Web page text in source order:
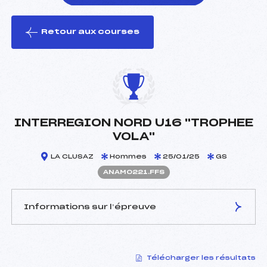
le ski
Retour aux courses
INTERREGION NORD U16 "TROPHEE
VOLA"
LA CLUSAZ Hommes 25/01/25 GS
ANAM0221.FFS
Informations sur l’épreuve
COUTURIER HADRIEN
Télécharger les résultats